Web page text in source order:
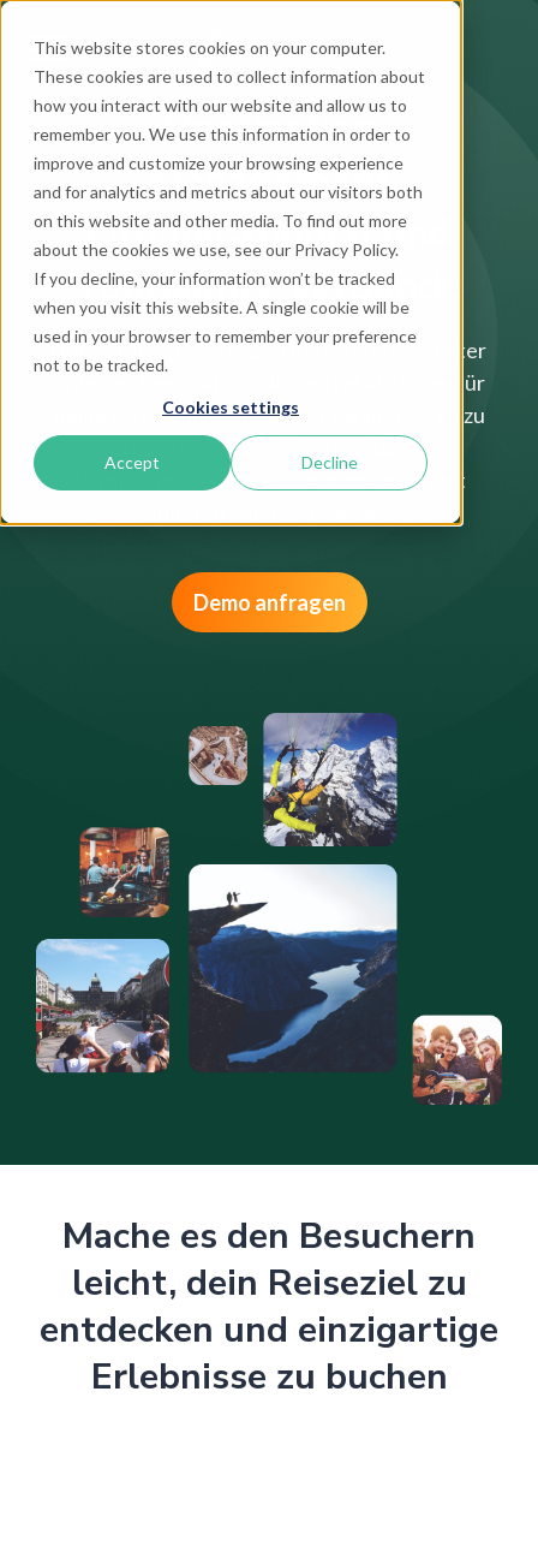
This website stores cookies on your computer.
These cookies are used to collect information about
how you interact with our website and allow us to
remember you. We use this information in order to
improve and customize your browsing experience
and for analytics and metrics about our visitors both
on this website and other media. To find out more
about the cookies we use, see our Privacy Policy.
If you decline, your information won’t be tracked
when you visit this website. A single cookie will be
used in your browser to remember your preference
not to be tracked.
Cookies settings
Accept Decline
Destination
Management
Organisationen und
Tourismus-Verbände
Unterstütze Touren- und Aktivitäten-Anbieter
in deiner Destination. Nutze TrekkSoft, um für
deine Destination zu werben, lokale Touren zu
vermarkten und weiterzuverkaufen.
Vermarkte die Destination gemeinsam mit
Demo anfragen
Mache es den Besuchern
leicht, dein Reiseziel zu
entdecken und einzigartige
Erlebnisse zu buchen